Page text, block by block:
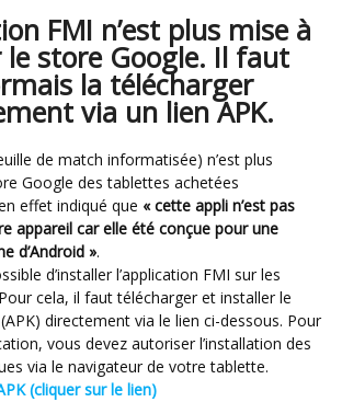
FMI n’est plus mise à
le store Google. Il faut
la télécharger
via un lien APK.
Google des tablettes achetées
effet indiqué que « cette appli n’est pas
appareil car elle été conçue pour une
d’Android ».
d’installer l’application FMI sur les
cela, il faut télécharger et installer le
directement via le lien ci-dessous. Pour
vous devez autoriser l’installation des
via le navigateur de votre tablette.
(cliquer sur le lien)